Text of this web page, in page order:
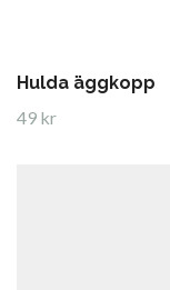
Hulda äggkopp
49 kr